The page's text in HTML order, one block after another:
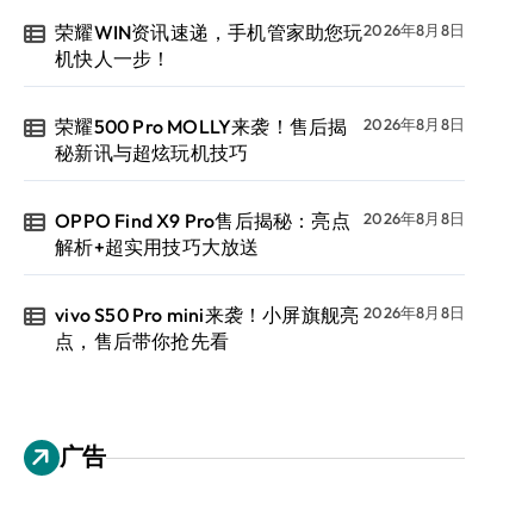
荣耀WIN资讯速递，手机管家助您玩
机快人一步！
2026年8月8日
荣耀500 Pro MOLLY来袭！售后揭
秘新讯与超炫玩机技巧
2026年8月8日
OPPO Find X9 Pro售后揭秘：亮点
解析+超实用技巧大放送
2026年8月8日
vivo S50 Pro mini来袭！小屏旗舰亮
点，售后带你抢先看
2026年8月8日
广告